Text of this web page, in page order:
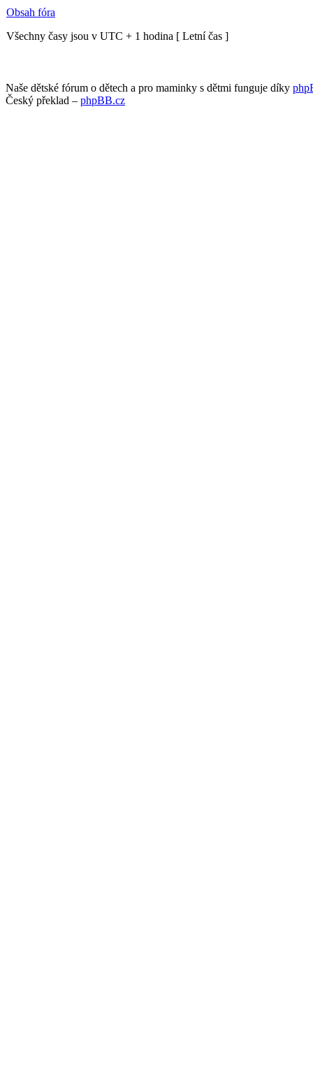
Obsah fóra
Všechny časy jsou v UTC + 1 hodina [ Letní čas ]
Naše dětské fórum o dětech a pro maminky s dětmi funguje díky
Český překlad – phpBB.cz